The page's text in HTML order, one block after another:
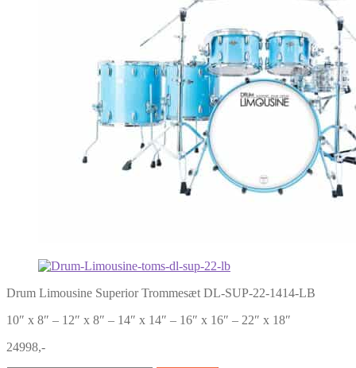
Drum Limousine Superior Trommesæt DL-SUP-22-1414-LB
10″ x 8″ – 12″ x 8″ – 14″ x 14″ – 16″ x 16″ – 22″ x 18″
24998,-